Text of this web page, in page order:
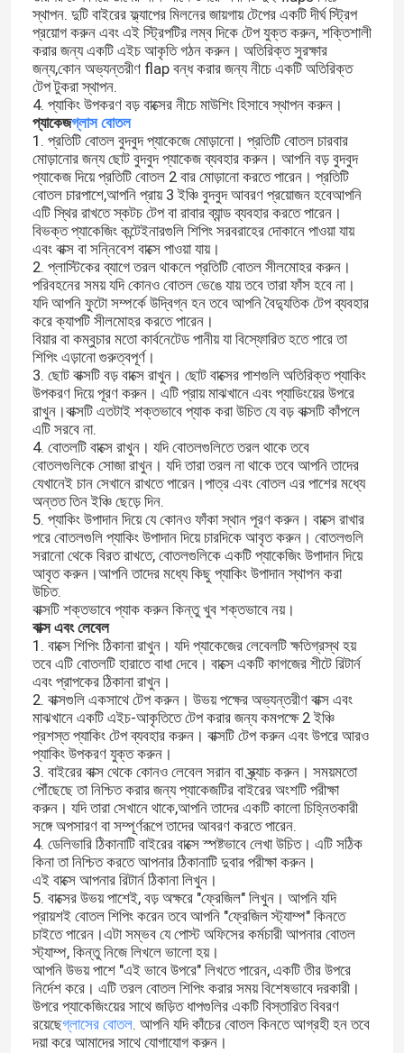
বাড়ি
পণ্য
স্থাপন. দুটি বাইরের ফ্ল্যাপের মিলনের জায়গায় টেপের একটি দীর্ঘ স্ট্রিপ
প্রয়োগ করুন এবং এই স্ট্রিপটির লম্ব দিকে টেপ যুক্ত করুন, শক্তিশালী
করার জন্য একটি এইচ আকৃতি গঠন করুন। অতিরিক্ত সুরক্ষার
জন্য,কোন অভ্যন্তরীণ flap বন্ধ করার জন্য নীচে একটি অতিরিক্ত
টেপ টুকরা স্থাপন.
4. প্যাকিং উপকরণ বড় বাক্সের নীচে মাউশিং হিসাবে স্থাপন করুন।
প্যাকেজগ্লাস বোতল
1. প্রতিটি বোতল বুদবুদ প্যাকেজে মোড়ানো। প্রতিটি বোতল চারবার
মোড়ানোর জন্য ছোট বুদবুদ প্যাকেজ ব্যবহার করুন। আপনি বড় বুদবুদ
প্যাকেজ দিয়ে প্রতিটি বোতল 2 বার মোড়ানো করতে পারেন। প্রতিটি
বোতল চারপাশে,আপনি প্রায় 3 ইঞ্চি বুদবুদ আবরণ প্রয়োজন হবেআপনি
এটি স্থির রাখতে স্কটচ টেপ বা রাবার ব্যান্ড ব্যবহার করতে পারেন।
বিভক্ত প্যাকেজিং কন্টেইনারগুলি শিপিং সরবরাহের দোকানে পাওয়া যায়
এবং বাক্স বা সন্নিবেশ বাক্সে পাওয়া যায়।
2. প্লাস্টিকের ব্যাগে তরল থাকলে প্রতিটি বোতল সীলমোহর করুন।
পরিবহনের সময় যদি কোনও বোতল ভেঙে যায় তবে তারা ফাঁস হবে না।
যদি আপনি ফুটো সম্পর্কে উদ্বিগ্ন হন তবে আপনি বৈদ্যুতিক টেপ ব্যবহার
করে ক্যাপটি সীলমোহর করতে পারেন।
বিয়ার বা কম্বুচার মতো কার্বনেটেড পানীয় যা বিস্ফোরিত হতে পারে তা
শিপিং এড়ানো গুরুত্বপূর্ণ।
3. ছোট বাক্সটি বড় বাক্সে রাখুন। ছোট বাক্সের পাশগুলি অতিরিক্ত প্যাকিং
উপকরণ দিয়ে পূরণ করুন। এটি প্রায় মাঝখানে এবং প্যাডিংয়ের উপরে
রাখুন।বাক্সটি এতটাই শক্তভাবে প্যাক করা উচিত যে বড় বাক্সটি কাঁপলে
এটি সরবে না.
4. বোতলটি বাক্সে রাখুন। যদি বোতলগুলিতে তরল থাকে তবে
বোতলগুলিকে সোজা রাখুন। যদি তারা তরল না থাকে তবে আপনি তাদের
যেখানেই চান সেখানে রাখতে পারেন।পাত্র এবং বোতল এর পাশের মধ্যে
অন্তত তিন ইঞ্চি ছেড়ে দিন.
5. প্যাকিং উপাদান দিয়ে যে কোনও ফাঁকা স্থান পূরণ করুন। বাক্সে রাখার
পরে বোতলগুলি প্যাকিং উপাদান দিয়ে চারদিকে আবৃত করুন। বোতলগুলি
সরানো থেকে বিরত রাখতে, বোতলগুলিকে একটি প্যাকেজিং উপাদান দিয়ে
আবৃত করুন।আপনি তাদের মধ্যে কিছু প্যাকিং উপাদান স্থাপন করা
উচিত.
বাক্সটি শক্তভাবে প্যাক করুন কিন্তু খুব শক্তভাবে নয়।
বাক্স এবং লেবেল
1. বাক্সে শিপিং ঠিকানা রাখুন। যদি প্যাকেজের লেবেলটি ক্ষতিগ্রস্থ হয়
তবে এটি বোতলটি হারাতে বাধা দেবে। বাক্সে একটি কাগজের শীটে রিটার্ন
এবং প্রাপকের ঠিকানা রাখুন।
2. বাক্সগুলি একসাথে টেপ করুন। উভয় পক্ষের অভ্যন্তরীণ বাক্স এবং
মাঝখানে একটি এইচ-আকৃতিতে টেপ করার জন্য কমপক্ষে 2 ইঞ্চি
প্রশস্ত প্যাকিং টেপ ব্যবহার করুন। বাক্সটি টেপ করুন এবং উপরে আরও
প্যাকিং উপকরণ যুক্ত করুন।
3. বাইরের বাক্স থেকে কোনও লেবেল সরান বা স্ক্র্যাচ করুন। সময়মতো
পৌঁছেছে তা নিশ্চিত করার জন্য প্যাকেজটির বাইরের অংশটি পরীক্ষা
করুন। যদি তারা সেখানে থাকে,আপনি তাদের একটি কালো চিহ্নিতকারী
সঙ্গে অপসারণ বা সম্পূর্ণরূপে তাদের আবরণ করতে পারেন.
4. ডেলিভারি ঠিকানাটি বাইরের বাক্সে স্পষ্টভাবে লেখা উচিত। এটি সঠিক
কিনা তা নিশ্চিত করতে আপনার ঠিকানাটি দুবার পরীক্ষা করুন।
এই বাক্সে আপনার রিটার্ন ঠিকানা লিখুন।
5. বাক্সের উভয় পাশেই, বড় অক্ষরে "ফ্রেজিল" লিখুন। আপনি যদি
প্রায়শই বোতল শিপিং করেন তবে আপনি "ফ্রেজিল স্ট্যাম্প" কিনতে
চাইতে পারেন।এটা সম্ভব যে পোস্ট অফিসের কর্মচারী আপনার বোতল
স্ট্যাম্প, কিন্তু নিজে লিখলে ভালো হয়।
আপনি উভয় পাশে "এই ভাবে উপরে" লিখতে পারেন, একটি তীর উপরে
নির্দেশ করে। এটি তরল বোতল শিপিং করার সময় বিশেষভাবে দরকারী।
উপরে প্যাকেজিংয়ের সাথে জড়িত ধাপগুলির একটি বিস্তারিত বিবরণ
রয়েছেগ্লাসের বোতল. আপনি যদি কাঁচের বোতল কিনতে আগ্রহী হন তবে
দয়া করে আমাদের সাথে যোগাযোগ করুন।